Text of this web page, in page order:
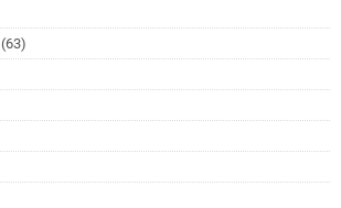
(63)